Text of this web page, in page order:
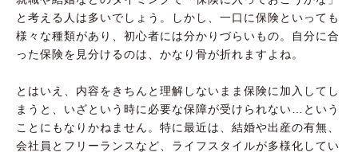
と考える人は多いでしょう。しかし、一口に保険といっても
様々な種類があり、初心者には分かりづらいもの。自分に合
った保険を見分けるのは、かなり骨が折れますよね。
とはいえ、内容をきちんと理解しないまま保険に加入してし
まうと、いざという時に必要な保障が受けられない…という
ことにもなりかねません。特に最近は、結婚や出産の有無、
会社員とフリーランスなど、ライフスタイルが多様化してい